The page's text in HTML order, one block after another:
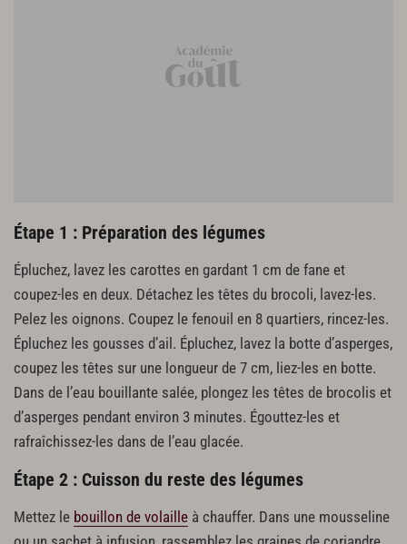
Étape 1 : Préparation des légumes
Épluchez, lavez les carottes en gardant 1 cm de fane et
coupez-les en deux. Détachez les têtes du brocoli, lavez-les.
Pelez les oignons. Coupez le fenouil en 8 quartiers, rincez-les.
Épluchez les gousses d’ail. Épluchez, lavez la botte d’asperges,
coupez les têtes sur une longueur de 7 cm, liez-les en botte.
Dans de l’eau bouillante salée, plongez les têtes de brocolis et
d’asperges pendant environ 3 minutes. Égouttez-les et
rafraîchissez-les dans de l’eau glacée.
Étape 2 : Cuisson du reste des légumes
Mettez le bouillon de volaille à chauffer. Dans une mousseline